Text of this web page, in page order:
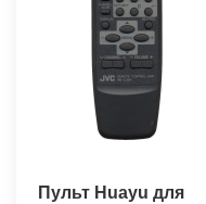
Пульт Huayu для